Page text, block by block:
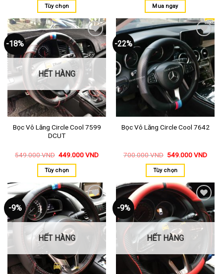
Tùy chọn Mua ngay
-18%
Thêm
vào
yêu
thích
HẾT HÀNG
Bọc Vô Lăng Circle Cool 7599
DCUT
549.000VND 449.000VND
Tùy chọn
-22%
Thêm
vào
yêu
thích
Bọc Vô Lăng Circle Cool 7642
700.000VND 549.000VND
Tùy chọn
-9%
Thêm
vào
yêu
HẾT HÀNG
-9%
Thêm
vào
yêu
thích
HẾT HÀNG